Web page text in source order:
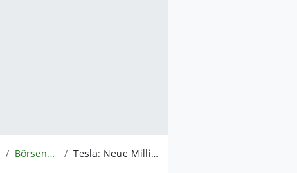
BörsenNEWS.de Tesla: Neue Milliarden-Deals